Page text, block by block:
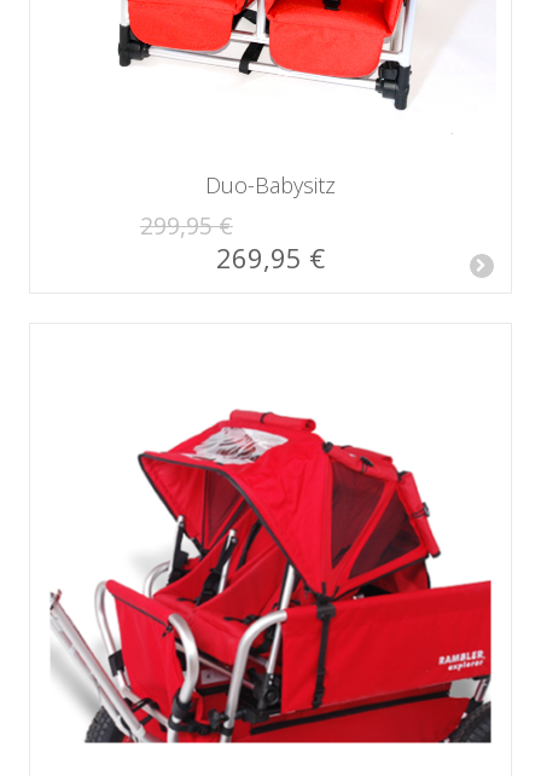
Duo-Babysitz
299,95 €
269,95 €